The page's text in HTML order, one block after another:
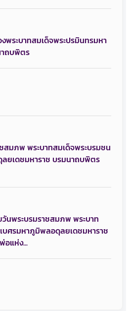
พระบาทสมเด็จพระปรมินทรมหา
ถบพิตร
สมภพ พระบาทสมเด็จพระบรมชน
ยเดชมหาราช บรมนาถบพิตร
นพระบรมราชสมภพ พระบาท
บศรมหาภูมิพลอดุลยเดชมหาราช
อแห่ง...